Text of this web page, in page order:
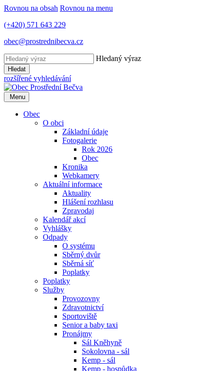
Rovnou na obsah Rovnou na menu
(+420) 571 643 229
obec@prostrednibecva.cz
Hledaný výraz
Hledat
rozšířené vyhledávání
Menu
Obec
O obci
Základní údaje
Fotogalerie
Rok 2026
Obec
Kronika
Webkamery
Aktuální informace
Aktuality
Hlášení rozhlasu
Zpravodaj
Kalendář akcí
Vyhlášky
Odpady
O systému
Sběrný dvůr
Sběrná síť
Poplatky
Poplatky
Služby
Provozovny
Zdravotnictví
Sportoviště
Senior a baby taxi
Pronájmy
Sál Kněhyně
Sokolovna - sál
Kemp - sál
Kemp - hospůdka